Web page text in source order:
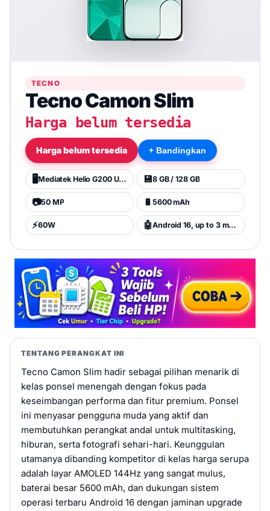
TECNO
Tecno Camon Slim
Harga belum tersedia
Harga belum tersedia + Bandingkan
🖥️ Mediatek Helio G200 Ultimate (6 nm) 💾8 GB / 128 GB
📷50 MP 🔋 5600 mAh
⚡60W 🤖 Android 16, up to 3 major Android upgrades, HIOS 16.2
TENTANG PERANGKAT INI
Tecno Camon Slim hadir sebagai pilihan menarik di
kelas ponsel menengah dengan fokus pada
keseimbangan performa dan fitur premium. Ponsel
ini menyasar pengguna muda yang aktif dan
membutuhkan perangkat andal untuk multitasking,
hiburan, serta fotografi sehari-hari. Keunggulan
utamanya dibanding kompetitor di kelas harga serupa
adalah layar AMOLED 144Hz yang sangat mulus,
baterai besar 5600 mAh, dan dukungan sistem
operasi terbaru Android 16 dengan jaminan upgrade